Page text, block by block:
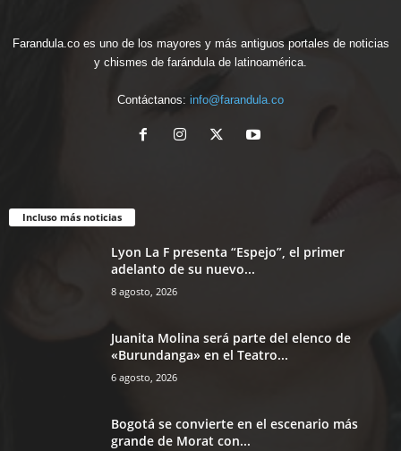
Farandula.co es uno de los mayores y más antiguos portales de noticias
y chismes de farándula de latinoamérica.
Contáctanos: info@farandula.co
Incluso más noticias
Lyon La F presenta “Espejo”, el primer
adelanto de su nuevo...
8 agosto, 2026
Juanita Molina será parte del elenco de
«Burundanga» en el Teatro...
6 agosto, 2026
Bogotá se convierte en el escenario más
grande de Morat con...